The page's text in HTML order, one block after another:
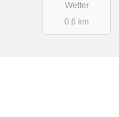
Wetter
0.6 km